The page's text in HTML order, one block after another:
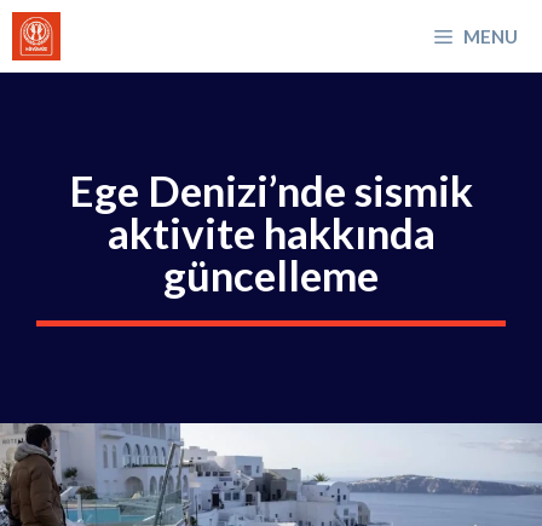
İçeriğe
atla
MENU
Ege Denizi’nde sismik
aktivite hakkında
güncelleme